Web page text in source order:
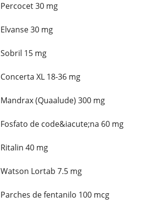
Percocet 30 mg
Elvanse 30 mg
Sobril 15 mg
Concerta XL 18-36 mg
Mandrax (Quaalude) 300 mg
Fosfato de code&iacute;na 60 mg
Ritalin 40 mg
Watson Lortab 7.5 mg
Parches de fentanilo 100 mcg